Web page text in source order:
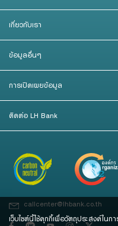
เกี่ยวกับเรา
ข้อมูลอื่นๆ
การเปิดเผยข้อมูล
ติดต่อ LH Bank
callcenter@lhbank.co.th
เว็บไซต์นี้ใช้คุกกี้เพื่อวัตถุประสงค์ใน